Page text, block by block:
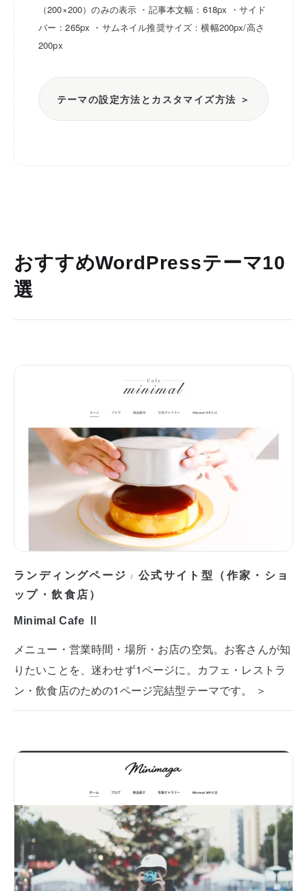
（200×200）のみの表示 ・記事本文幅：618px ・サイド
バー：265px ・サムネイル推奨サイズ：横幅200px/高さ
200px
テーマの設定方法とカスタマイズ方法 ＞
おすすめWordPressテーマ10
選
ランディングページ / 公式サイト型（作家・ショ
ップ・飲食店）
Minimal Cafe Ⅱ
メニュー・営業時間・場所・お店の空気。お客さんが知
りたいことを、迷わせず1ページに。カフェ・レストラ
ン・飲食店のための1ページ完結型テーマです。 ＞